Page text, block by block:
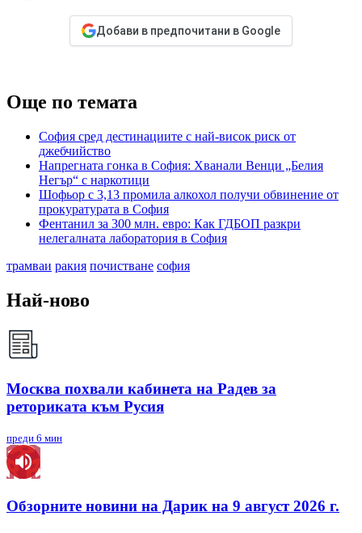
Добави в предпочитани в Google
Още по темата
София сред дестинациите с най-висок риск от
джебчийство
Напрегната гонка в София: Хванали Венци „Белия
Негър“ с наркотици
Шофьор с 3,13 промила алкохол получи обвинение от
прокуратурата в София
Фентанил за 300 млн. евро: Как ГДБОП разкри
нелегалната лаборатория в София
трамваи ракия почистване софия
Най-ново
Москва похвали кабинета на Радев за
реториката към Русия
преди 6 мин
Обзорните новини на Дарик на 9 август 2026 г.